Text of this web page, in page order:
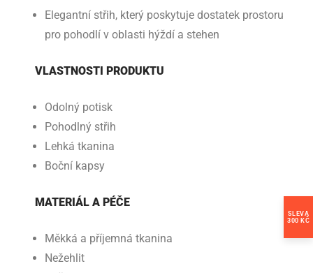
Elegantní střih, který poskytuje dostatek prostoru
pro pohodlí v oblasti hýždí a stehen
VLASTNOSTI PRODUKTU
Odolný potisk
Pohodlný střih
Lehká tkanina
Boční kapsy
MATERIÁL A PÉČE
Měkká a příjemná tkanina
Nežehlit
SLEVA
300 KČ